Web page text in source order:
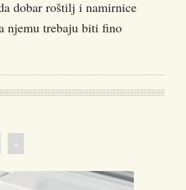
dobar roštilj i namirnice
njemu trebaju biti fino
»